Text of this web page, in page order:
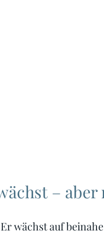
–
wächst auf